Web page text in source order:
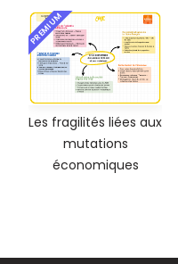
PREMIUM
Les fragilités liées aux
mutations
économiques